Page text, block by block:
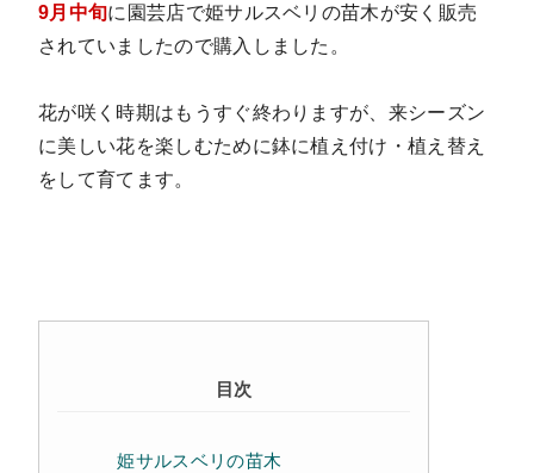
9月中旬に園芸店で姫サルスベリの苗木が安く販売
されていましたので購入しました。
花が咲く時期はもうすぐ終わりますが、来シーズン
に美しい花を楽しむために鉢に植え付け・植え替え
をして育てます。
目次
姫サルスベリの苗木